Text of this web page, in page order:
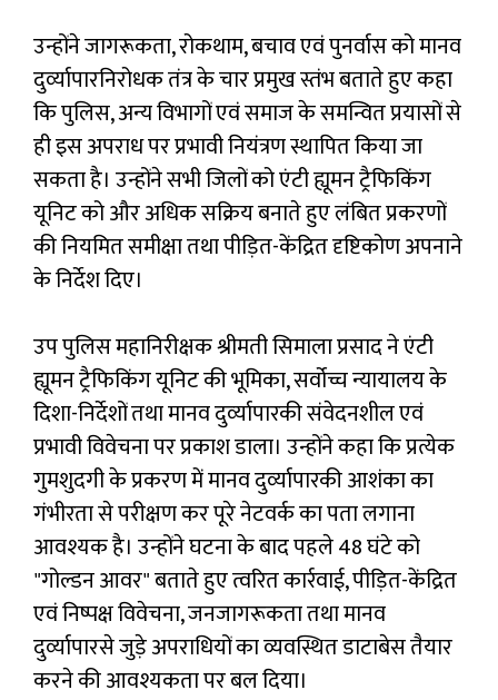
उन्होंने जागरूकता, रोकथाम, बचाव एवं पुनर्वास को मानव
दुर्व्‍यापारनिरोधक तंत्र के चार प्रमुख स्तंभ बताते हुए कहा
कि पुलिस, अन्य विभागों एवं समाज के समन्वित प्रयासों से
ही इस अपराध पर प्रभावी नियंत्रण स्थापित किया जा
सकता है। उन्होंने सभी जिलों को एंटी ह्यूमन ट्रैफिकिंग
यूनिट को और अधिक सक्रिय बनाते हुए लंबित प्रकरणों
की नियमित समीक्षा तथा पीड़ित-केंद्रित दृष्टिकोण अपनाने
के निर्देश दिए।
उप पुलिस महानिरीक्षक श्रीमती सिमाला प्रसाद ने एंटी
ह्यूमन ट्रैफिकिंग यूनिट की भूमिका, सर्वोच्च न्यायालय के
दिशा-निर्देशों तथा मानव दुर्व्‍यापारकी संवेदनशील एवं
प्रभावी विवेचना पर प्रकाश डाला। उन्होंने कहा कि प्रत्येक
गुमशुदगी के प्रकरण में मानव दुर्व्‍यापारकी आशंका का
गंभीरता से परीक्षण कर पूरे नेटवर्क का पता लगाना
आवश्यक है। उन्होंने घटना के बाद पहले 48 घंटे को
"गोल्डन आवर" बताते हुए त्वरित कार्रवाई, पीड़ित-केंद्रित
एवं निष्पक्ष विवेचना, जनजागरूकता तथा मानव
दुर्व्‍यापारसे जुड़े अपराधियों का व्यवस्थित डाटाबेस तैयार
करने की आवश्यकता पर बल दिया।